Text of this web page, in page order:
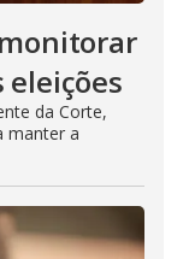
eleições
da Corte,
manter a